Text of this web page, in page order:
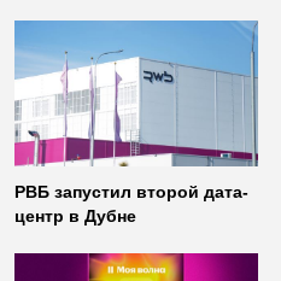
РВБ запустил второй дата-
центр в Дубне